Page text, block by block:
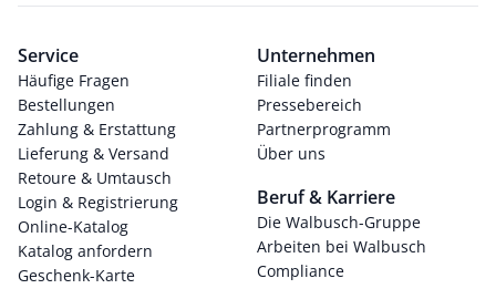
Service
Häufige Fragen
Bestellungen
Zahlung & Erstattung
Lieferung & Versand
Retoure & Umtausch
Login & Registrierung
Online-Katalog
Katalog anfordern
Geschenk-Karte
Unternehmen
Filiale finden
Pressebereich
Partnerprogramm
Über uns
Beruf & Karriere
Die Walbusch-Gruppe
Arbeiten bei Walbusch
Compliance